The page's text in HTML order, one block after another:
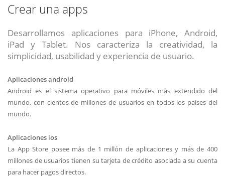
Crear una apps
Desarrollamos aplicaciones para iPhone, Android,
iPad y Tablet. Nos caracteriza la creatividad, la
simplicidad, usabilidad y experiencia de usuario.
Aplicaciones android
Android es el sistema operativo para móviles más extendido del
mundo, con cientos de millones de usuarios en todos los países del
mundo.
Aplicaciones ios
La App Store posee más de 1 millón de aplicaciones y más de 400
millones de usuarios tienen su tarjeta de crédito asociada a su cuenta
para hacer pagos directos.